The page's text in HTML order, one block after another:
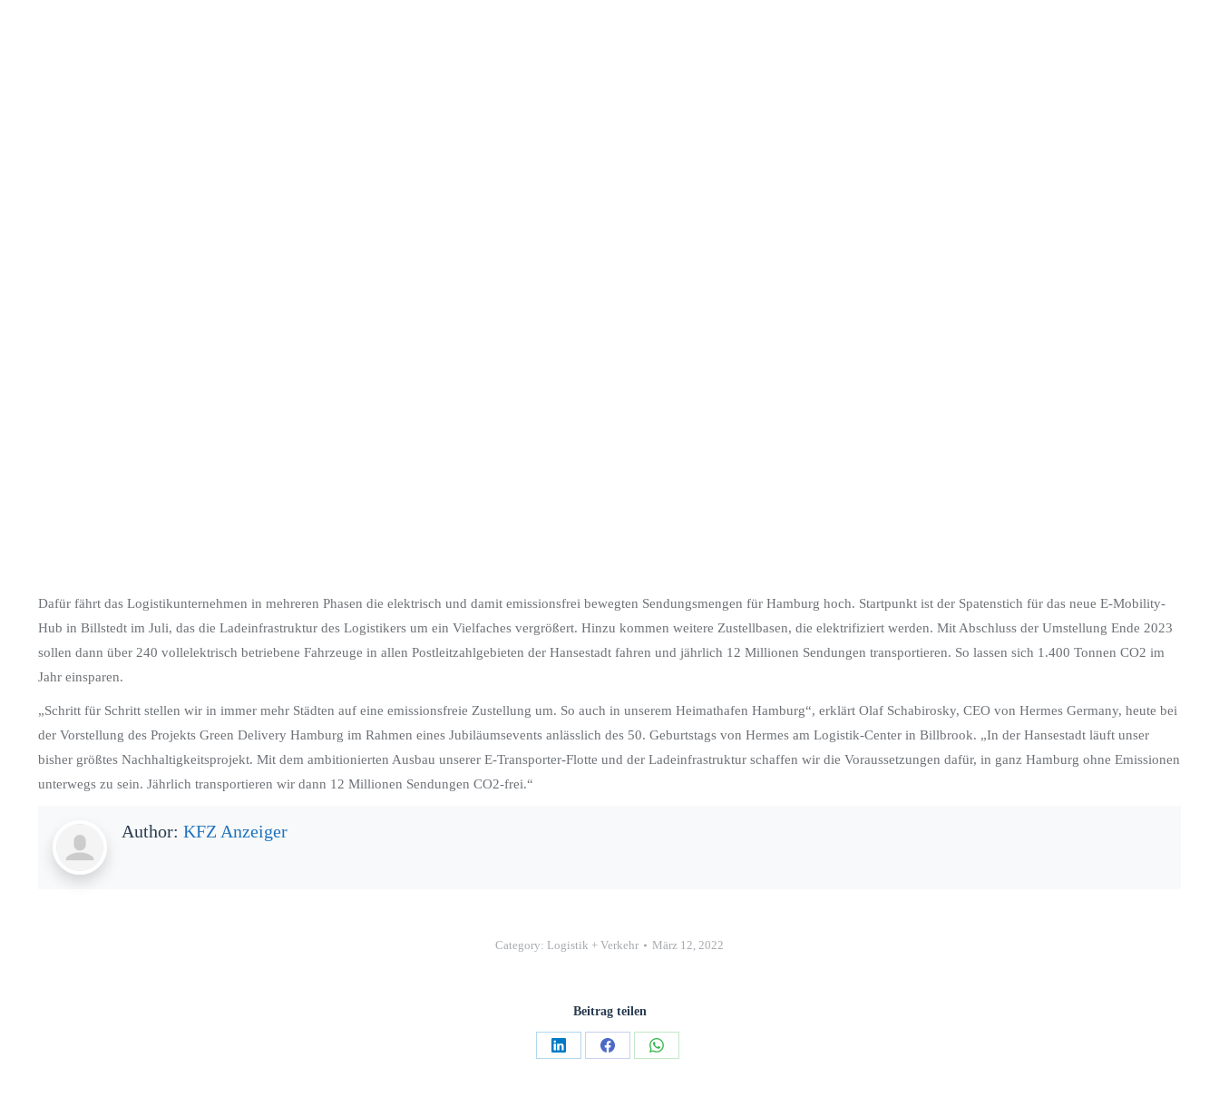
Dafür fährt das Logistikunternehmen in mehreren Phasen die elektrisch und damit emissionsfrei bewegten Sendungsmengen für Hamburg hoch. Startpunkt ist der Spatenstich für das neue E-Mobility-
Hub in Billstedt im Juli, das die Ladeinfrastruktur des Logistikers um ein Vielfaches vergrößert. Hinzu kommen weitere Zustellbasen, die elektrifiziert werden. Mit Abschluss der Umstellung Ende 2023
sollen dann über 240 vollelektrisch betriebene Fahrzeuge in allen Postleitzahlgebieten der Hansestadt fahren und jährlich 12 Millionen Sendungen transportieren. So lassen sich 1.400 Tonnen CO2 im
Jahr einsparen.
„Schritt für Schritt stellen wir in immer mehr Städten auf eine emissionsfreie Zustellung um. So auch in unserem Heimathafen Hamburg“, erklärt Olaf Schabirosky, CEO von Hermes Germany, heute bei
der Vorstellung des Projekts Green Delivery Hamburg im Rahmen eines Jubiläumsevents anlässlich des 50. Geburtstags von Hermes am Logistik-Center in Billbrook. „In der Hansestadt läuft unser
bisher größtes Nachhaltigkeitsprojekt. Mit dem ambitionierten Ausbau unserer E-Transporter-Flotte und der Ladeinfrastruktur schaffen wir die Voraussetzungen dafür, in ganz Hamburg ohne Emissionen
unterwegs zu sein. Jährlich transportieren wir dann 12 Millionen Sendungen CO2-frei.“
Author: KFZ Anzeiger
Category: Logistik + Verkehr März 12, 2022
Beitrag teilen
Teilen
Teilen
Teilen